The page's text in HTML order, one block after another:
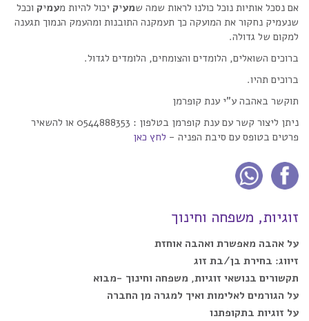
אם נסכל אותיות נוכל כולנו לראות שמה שמעיק יכול להיות מעמיק וככל
שנעמיק נחקור את המועקה כך תעמקנה התובנות ומהעמק הנמוך תגענה
למקום של גדולה.
ברוכים השואלים, הלומדים והצומחים, הלומדים לגדול.
ברוכים תהיו.
תוקשר באהבה ע”י ענת קופרמן
ניתן ליצור קשר עם ענת קופרמן בטלפון : 0544888353 או להשאיר
פרטים בטופס עם סיבת הפניה - לחץ כאן
זוגיות, משפחה וחינוך
על אהבה מאפשרת ואהבה אוחזת
זיווג: בחירת בן/בת זוג
תקשורים בנושאי זוגיות, משפחה וחינוך -מבוא
על הגורמים לאלימות ואיך למגרה מן החברה
על זוגיות בתקופתנו